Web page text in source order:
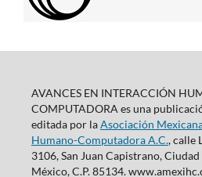
AVANCES EN INTERACCIÓN
COMPUTADORA es una
editada por laAsociación
Humano-Computadora A.C., calle
3106, San Juan Capistrano,
México, C.P. 85134.